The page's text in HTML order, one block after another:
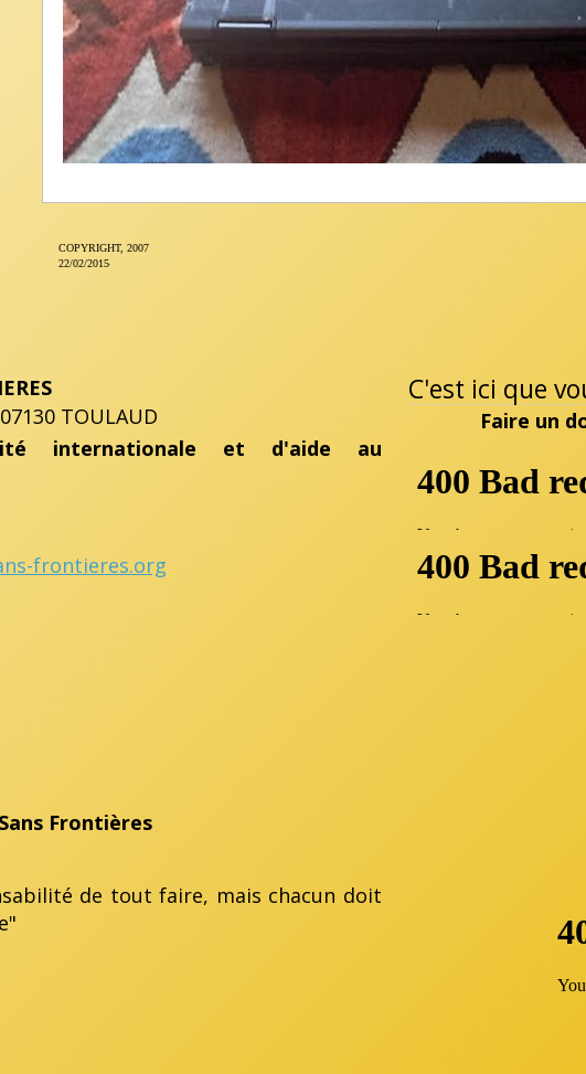
COPYRIGHT, 2007
22/02/2015
TOULAUD
internationale et d'aide au
frontieres.org
Frontières
de tout faire, mais chacun doit
C'est ici que
Faire un